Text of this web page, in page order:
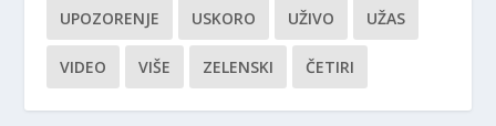
UPOZORENJE USKORO UŽIVO UŽAS
VIDEO VIŠE ZELENSKI ČETIRI